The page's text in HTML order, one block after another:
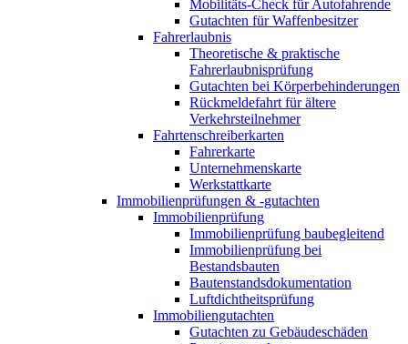
Mobilitäts-Check für Autofahrende
Gutachten für Waffenbesitzer
Fahrerlaubnis
Theoretische & praktische
Fahrerlaubnisprüfung
Gutachten bei Körperbehinderungen
Rückmeldefahrt für ältere
Verkehrsteilnehmer
Fahrtenschreiberkarten
Fahrerkarte
Unternehmenskarte
Werkstattkarte
Immobilienprüfungen & -gutachten
Immobilienprüfung
Immobilienprüfung baubegleitend
Immobilienprüfung bei
Bestandsbauten
Bautenstandsdokumentation
Luftdichtheitsprüfung
Immobiliengutachten
Gutachten zu Gebäudeschäden